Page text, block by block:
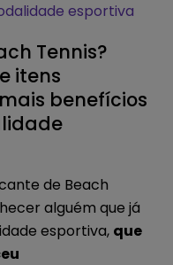
esportiva
Tennis?
itens
benefícios
de Beach
alguém que já
esportiva, que